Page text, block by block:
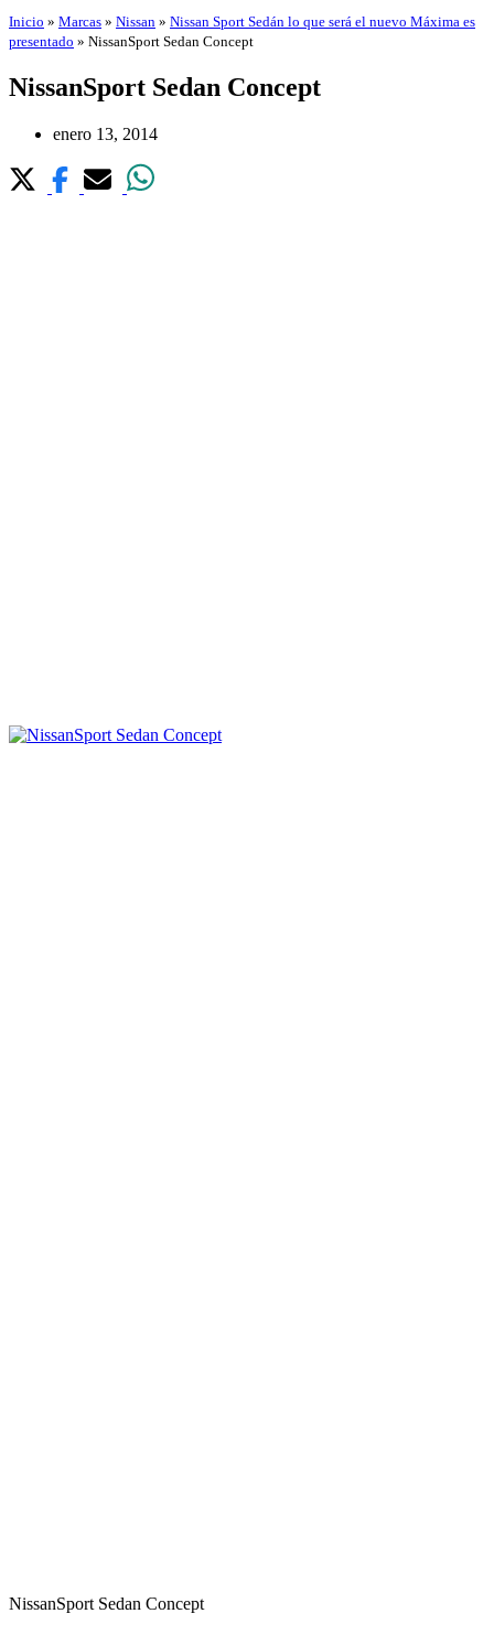
Inicio » Marcas » Nissan » Nissan Sport Sedán lo que será el nuevo Máxima es
presentado » NissanSport Sedan Concept
NissanSport Sedan Concept
enero 13, 2014
NissanSport Sedan Concept